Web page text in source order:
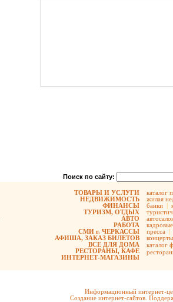
Поиск по сайту:
ТОВАРЫ И УСЛУГИ
НЕДВИЖИМОСТЬ
ФИНАНСЫ
ТУРИЗМ, ОТДЫХ
АВТО
РАБОТА
СМИ г. ЧЕРКАССЫ
АФИША, ЗАКАЗ БИЛЕТОВ
ВСЕ ДЛЯ ДОМА
РЕСТОРАНЫ, КАФЕ
ИНТЕРНЕТ-МАГАЗИНЫ
каталог
жилая
банки |
пресса |
концерты
каталог
Информационный интернет-
Создание интернет-сайтов.